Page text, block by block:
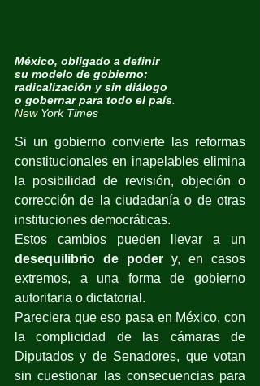
México, obligado a definir
su modelo de gobierno:
radicalización y sin diálogo
o gobernar para todo el país.
New York Times
Si un gobierno convierte las reformas
constitucionales en inapelables elimina
la posibilidad de revisión, objeción o
corrección de la ciudadanía o de otras
instituciones democráticas.
desequilibrio de poder y, en casos
extremos, a una forma de gobierno
autoritaria o dictatorial.
Pareciera que eso pasa en México, con
la complicidad de las cámaras de
Diputados y de Senadores, que votan
sin cuestionar las consecuencias para